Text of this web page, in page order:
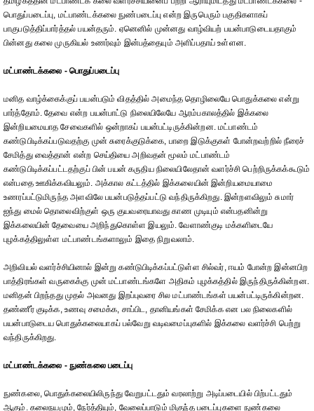
பொதுப்படைப்பு, மட்பாண்டக்கலை நுண்படைப்பு என்ற இருபெரும் பகுதிகளாகப்
பாகுபடுத்திப்பார்த்தல் பயன்தரும். ஏனெனில் முன்னது வாழ்வியற் பயன்பாடுடையதாகும்
பின்னது கலை முருகியல் உணர்வும் இன்பத்தையும் அளிப்பதாய் உள்ளன.
மட்பாண்டக்கலை - பொதுப்படைப்பு
மனித வாழ்க்கைக்குப் பயன்படும் விதத்தில் அமைந்த தொழிலையே பொதுக்கலை என்று
பார்த்தோம். தேவை என்ற பயன்பாட்டு நிலையிலேயே ஆரம்பகாலத்தில் இக்கலை
இன்றியமையாத சேவைகளில் ஒன்றாகப் பயன்பட்டிருக்கின்றன. மட்பாண்டம்
கண்டுபிடிக்கப்படுவதற்கு முன் சுரைக்குடுக்கை, பாறை இடுக்குகள் போன்றவற்றில் நீரைச்
சேமித்து வைத்தான் என்ற செய்தியை அறிவதன் மூலம் மட்பாண்டம்
கண்டுபிடிக்கப்பட்டதற்குப் பின் பயன் கருதிய நிலையிலேதான் வளர்ச்சி பெற்றிருக்கக்கூடும்
என்பதை ஊகிக்கவியலும். அக்கால கட்டத்தில் இக்கலையின் இன்றியமையாமை
உணரப்பட்டுமிருந்த அளவிலே பயன்படுத்தப்பட்டு வந்திருக்கிறது. இன்றளவிலும் சுமார்
ஐந்து மைல் தொலைவிற்குள் ஒரு குயவரையாவது காண முடியும் என்பதனின்று
இக்கலையின் தேவையை அறிந்துகொள்ள இயலும். வேளாண்குடி மக்களிடையே
புழக்கத்திலுள்ள மட்பாண்டங்களாலும் இதை நிறுவலாம்.
அறிவியல் வளர்ச்சியினால் இன்று கண்டுபிடிக்கப்பட்டுள்ள சில்வர், ஈயம் போன்ற இன்னபிற
பாத்திரங்கள் வருகைக்கு முன் மட்பாண்டங்களே அதிகம் புழக்கத்தில் இருந்திருக்கின்றன.
மனிதன் பிறந்தது முதல் அவனது இறப்புவரை சில மட்பாண்டங்கள் பயன்பட்டிருக்கின்றன.
தண்ணீர் குடிக்க, உணவு சமைக்க, சாப்பிட, தானியங்கள் சேமிக்க என பல நிலைகளில்
பயன்பாடுடைய பொதுக்கலையாகப் பல்வேறு வடிவமைப்புகளில் இக்கலை வளர்ச்சி பெற்று
வந்திருக்கிறது.
மட்பாண்டக்கலை - நுண்கலை படைப்பு
நுண்கலை, பொதுக்கலையிலிருந்து வேறுபட்டதும் வரலாற்று அடிப்படையில் பிற்பட்டதும்
ஆகும். கலைநயமும், நேர்த்தியும், வேலைப்பாடும் மிகுந்த படைப்புகளை நுண்கலை